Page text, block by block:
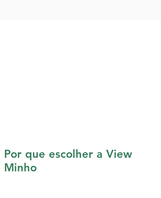
Por que escolher a View
Minho